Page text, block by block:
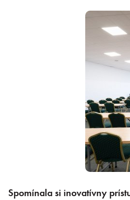
Spomínala si inovatívny